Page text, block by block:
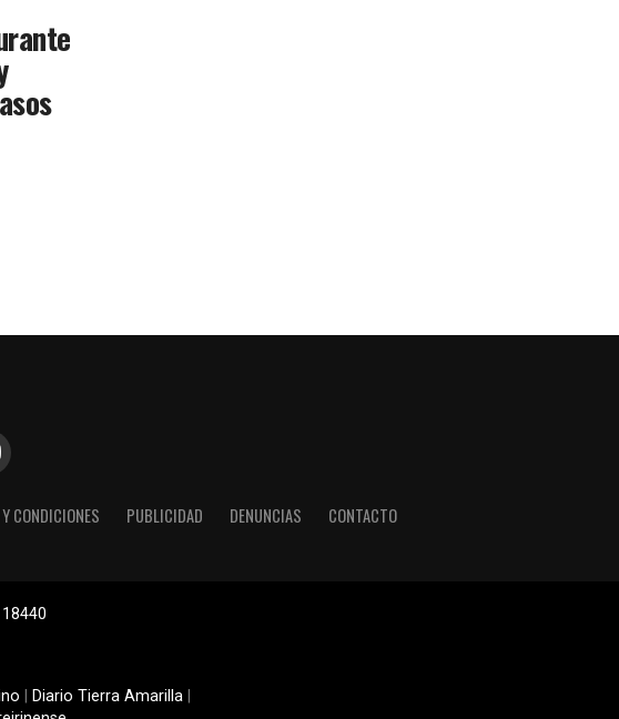
CONDICIONES PUBLICIDAD DENUNCIAS CONTACTO
Diario Tierra Amarilla